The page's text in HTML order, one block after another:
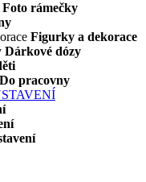
Foto rámečky
Figurky a dekorace
Dárkové dózy
Do pracovny